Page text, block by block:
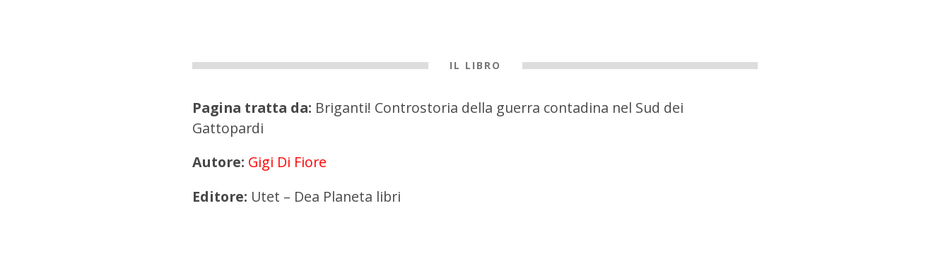
IL LIBRO
Pagina tratta da: Briganti! Controstoria della guerra contadina nel Sud dei
Gattopardi
Autore: Gigi Di Fiore
Editore: Utet – Dea Planeta libri